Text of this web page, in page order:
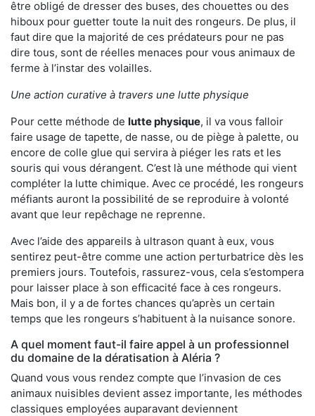
être obligé de dresser des buses, des chouettes ou des
hiboux pour guetter toute la nuit des rongeurs. De plus, il
faut dire que la majorité de ces prédateurs pour ne pas
dire tous, sont de réelles menaces pour vous animaux de
ferme à l’instar des volailles.
Une action curative à travers une lutte physique
Pour cette méthode de lutte physique, il va vous falloir
faire usage de tapette, de nasse, ou de piège à palette, ou
encore de colle glue qui servira à piéger les rats et les
souris qui vous dérangent. C’est là une méthode qui vient
compléter la lutte chimique. Avec ce procédé, les rongeurs
méfiants auront la possibilité de se reproduire à volonté
avant que leur repêchage ne reprenne.
Avec l’aide des appareils à ultrason quant à eux, vous
sentirez peut-être comme une action perturbatrice dès les
premiers jours. Toutefois, rassurez-vous, cela s’estompera
pour laisser place à son efficacité face à ces rongeurs.
Mais bon, il y a de fortes chances qu’après un certain
temps que les rongeurs s’habituent à la nuisance sonore.
A quel moment faut-il faire appel à un professionnel
du domaine de la dératisation à Aléria ?
Quand vous vous rendez compte que l’invasion de ces
animaux nuisibles devient assez importante, les méthodes
classiques employées auparavant deviennent